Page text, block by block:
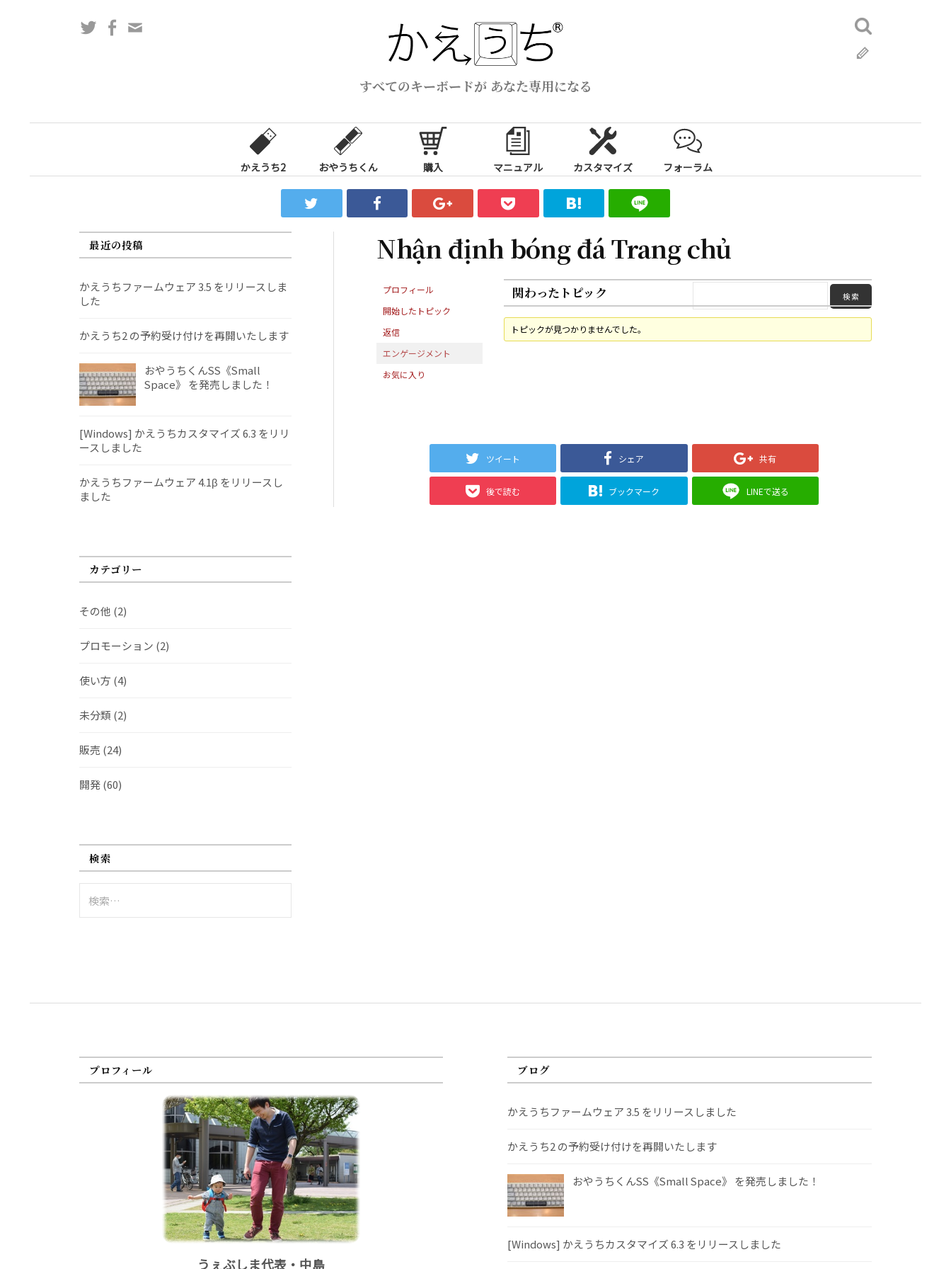
ス
すべてのキーボードが あなた専用になる
TwitterFacebook
検
索:
かえうち2 おやうちくん 購入 マニュアル カスタマイズ フォーラム
Nhận định bóng đá Trang chủ
プロフィール
開始したトピック
返信
エンゲージメント
お気に入り
関わったトピック
トピックが見つかりませんでした。
ツイート シェア 共有
後で読む ブックマーク LINEで送る
最近の投稿
かえうちファームウェア 3.5 をリリースしま
した
かえうち2 の予約受け付けを再開いたします
おやうちくんSS《Small
Space》 を発売しました！
[Windows] かえうちカスタマイズ 6.3 をリリ
ースしました
かえうちファームウェア 4.1β をリリースし
ました
カテゴリー
その他 (2)
プロモーション (2)
使い方 (4)
未分類 (2)
販売 (24)
開発(60)
検索
索:
プロフィール
うぇぶしま代表・中島
ブログ
かえうちファームウェア 3.5 をリリースしました
かえうち2 の予約受け付けを再開いたします
おやうちくんSS《Small Space》 を発売しました！
[Windows] かえうちカスタマイズ 6.3 をリリースしました